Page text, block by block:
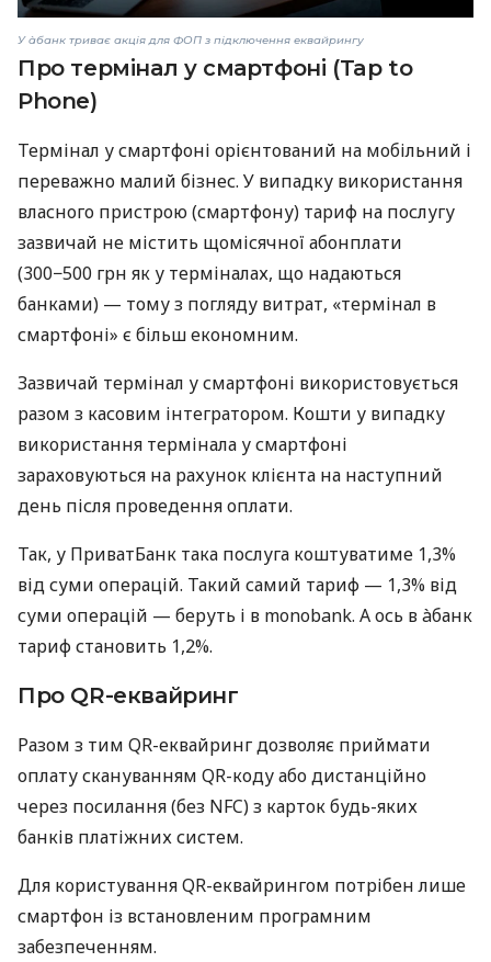
У àбанк триває акція для ФОП з підключення еквайрингу
Про термінал у смартфоні (Tap to
Phone)
Термінал у смартфоні орієнтований на мобільний і
переважно малий бізнес. У випадку використання
власного пристрою (смартфону) тариф на послугу
зазвичай не містить щомісячної абонплати
(300−500 грн як у терміналах, що надаються
банками) — тому з погляду витрат, «термінал в
смартфоні» є більш економним.
Зазвичай термінал у смартфоні використовується
разом з касовим інтегратором. Кошти у випадку
використання термінала у смартфоні
зараховуються на рахунок клієнта на наступний
день після проведення оплати.
Так, у ПриватБанк така послуга коштуватиме 1,3%
від суми операцій. Такий самий тариф — 1,3% від
суми операцій — беруть і в monobank. А ось в àбанк
тариф становить 1,2%.
Про QR-еквайринг
Разом з тим QR-еквайринг дозволяє приймати
оплату скануванням QR-коду або дистанційно
через посилання (без NFC) з карток будь-яких
банків платіжних систем.
Для користування QR-еквайрингом потрібен лише
смартфон із встановленим програмним
забезпеченням.